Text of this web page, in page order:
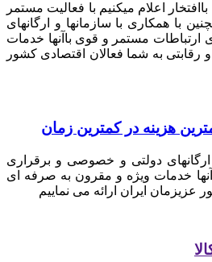
اعلام میکنیم با فعالیت مستمر
با همکاری با سازمانها و ارگانهای
مستمر و قوی باآنها خدمات
و رقابتی به شما فعالان اقتصادی کشور
هزینه در کمترین زمان
ارگانهای دولتی و خصوصی و برقراری
خدمات ویژه و مقرون به صرفه ای
عزیزمان ایران ارائه می نماییم